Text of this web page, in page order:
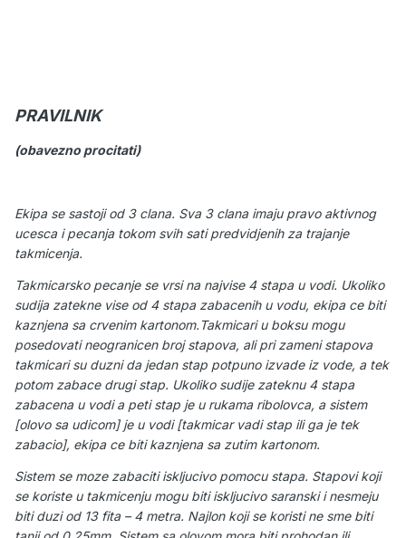
PRAVILNIK
(obavezno procitati)
Ekipa se sastoji od 3 clana. Sva 3 clana imaju pravo aktivnog
ucesca i pecanja tokom svih sati predvidjenih za trajanje
takmicenja.
Takmicarsko pecanje se vrsi na najvise 4 stapa u vodi. Ukoliko
sudija zatekne vise od 4 stapa zabacenih u vodu, ekipa ce biti
kaznjena sa crvenim kartonom.Takmicari u boksu mogu
posedovati neogranicen broj stapova, ali pri zameni stapova
takmicari su duzni da jedan stap potpuno izvade iz vode, a tek
potom zabace drugi stap. Ukoliko sudije zateknu 4 stapa
zabacena u vodi a peti stap je u rukama ribolovca, a sistem
[olovo sa udicom] je u vodi [takmicar vadi stap ili ga je tek
zabacio], ekipa ce biti kaznjena sa zutim kartonom.
Sistem se moze zabaciti iskljucivo pomocu stapa. Stapovi koji
se koriste u takmicenju mogu biti iskljucivo saranski i nesmeju
biti duzi od 13 fita – 4 metra. Najlon koji se koristi ne sme biti